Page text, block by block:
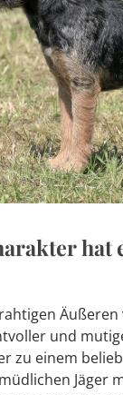
hat
und
zu einem
Jäger